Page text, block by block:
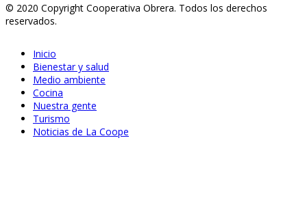
© 2020 Copyright Cooperativa Obrera. Todos los derechos
reservados.
Inicio
Bienestar y salud
Medio ambiente
Cocina
Nuestra gente
Turismo
Noticias de La Coope